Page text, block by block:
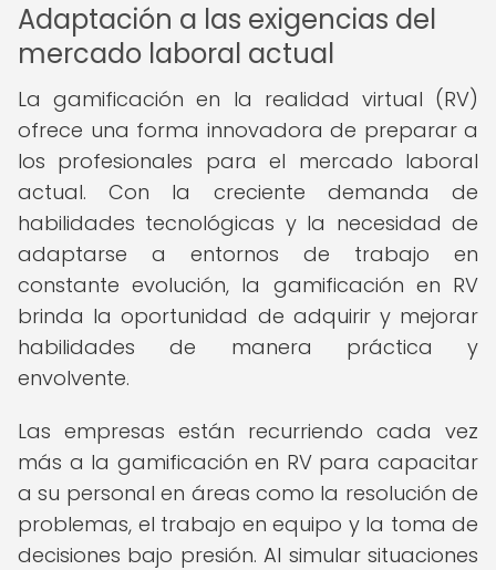
Adaptación a las exigencias del
mercado laboral actual
La gamificación en la realidad virtual (RV)
ofrece una forma innovadora de preparar a
los profesionales para el mercado laboral
actual. Con la creciente demanda de
habilidades tecnológicas y la necesidad de
adaptarse a entornos de trabajo en
constante evolución, la gamificación en RV
brinda la oportunidad de adquirir y mejorar
habilidades de manera práctica y
envolvente.
Las empresas están recurriendo cada vez
más a la gamificación en RV para capacitar
a su personal en áreas como la resolución de
problemas, el trabajo en equipo y la toma de
decisiones bajo presión. Al simular situaciones